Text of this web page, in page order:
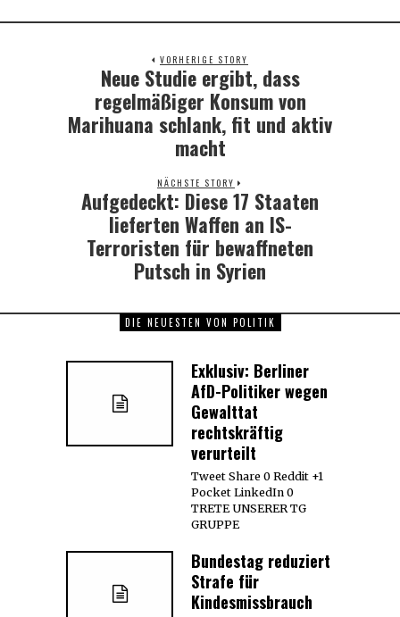
VORHERIGE STORY
Previous
post:
Neue Studie ergibt, dass
regelmäßiger Konsum von
Marihuana schlank, fit und aktiv
macht
NÄCHSTE STORY
Next
post:
Aufgedeckt: Diese 17 Staaten
lieferten Waffen an IS-
Terroristen für bewaffneten
Putsch in Syrien
DIE NEUESTEN VON POLITIK
Exklusiv: Berliner
AfD-Politiker wegen
Gewalttat
rechtskräftig
verurteilt
Tweet Share 0 Reddit +1
Pocket LinkedIn 0
TRETE UNSERER TG
GRUPPE
Bundestag reduziert
Strafe für
Kindesmissbrauch